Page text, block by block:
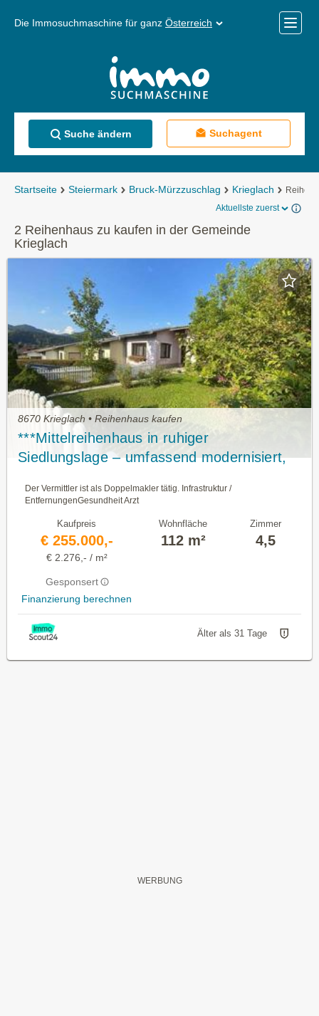
Die Immosuchmaschine für ganz Österreich
Menü
Suche ändern Suchagent
Startseite Steiermark Bruck-Mürzzuschlag Krieglach
Aktuellste zuerst
2 Reihenhaus zu kaufen in der Gemeinde
Krieglach
8670 Krieglach • Reihenhaus kaufen
***Mittelreihenhaus in ruhiger
Siedlungslage – umfassend modernisiert,
Der Vermittler ist als Doppelmakler tätig. Infrastruktur /
EntfernungenGesundheit Arzt
Kaufpreis
€ 255.000,-
€ 2.276,- / m²
Gesponsert
Finanzierung berechnen
Wohnfläche
112 m²
Zimmer
4,5
Älter als 31 Tage